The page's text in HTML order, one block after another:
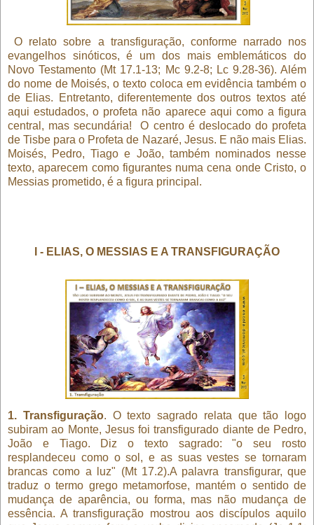
O relato sobre a transfiguração, conforme narrado nos
evangelhos sinóticos, é um dos mais emblemáticos do
Novo Testamento (Mt 17.1-13; Mc 9.2-8; Lc 9.28-36). Além
do nome de Moisés, o texto coloca em evidência também o
de Elias. Entretanto, diferentemente dos outros textos até
aqui estudados, o profeta não aparece aqui como a figura
central, mas secundária!
O centro é deslocado do profeta
de Tisbe para o Profeta de Nazaré, Jesus. E não mais Elias.
Moisés, Pedro, Tiago e João, também nominados nesse
texto, aparecem como figurantes numa cena onde Cristo, o
Messias prometido, é a figura principal.
I - ELIAS, O MESSIAS E A TRANSFIGURAÇÃO
1. Transfiguração. O texto sagrado relata que tão logo
subiram ao Monte, Jesus foi transfigurado diante de Pedro,
João e Tiago. Diz o texto sagrado: "o seu rosto
resplandeceu como o sol, e as suas vestes se tornaram
brancas como a luz" (Mt 17.2).A palavra transfigurar, que
traduz o termo grego metamorfose, mantém o sentido de
mudança de aparência, ou forma, mas não mudança de
essência. A transfiguração mostrou aos discípulos aquilo